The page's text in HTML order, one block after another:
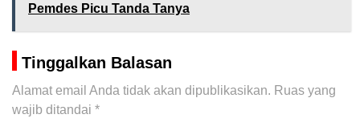
Pemdes Picu Tanda Tanya
Tinggalkan Balasan
Alamat email Anda tidak akan dipublikasikan. Ruas yang
wajib ditandai *